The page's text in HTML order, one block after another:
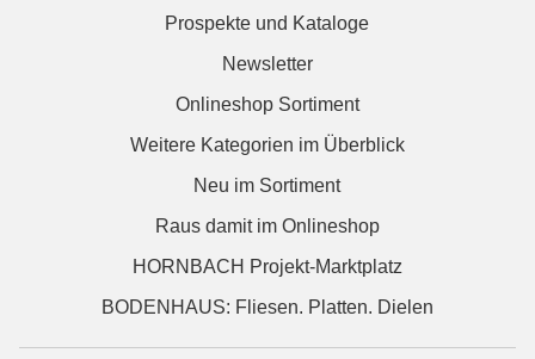
Prospekte und Kataloge
Newsletter
Onlineshop Sortiment
Weitere Kategorien im Überblick
Neu im Sortiment
Raus damit im Onlineshop
HORNBACH Projekt-Marktplatz
BODENHAUS: Fliesen. Platten. Dielen